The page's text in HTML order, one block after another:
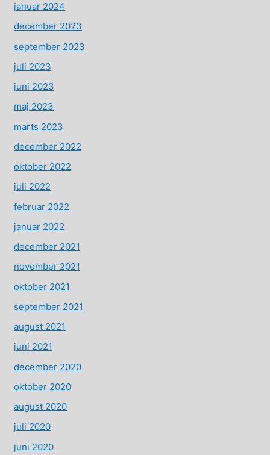
januar 2024
december 2023
september 2023
juli 2023
juni 2023
maj 2023
marts 2023
december 2022
oktober 2022
juli 2022
februar 2022
januar 2022
december 2021
november 2021
oktober 2021
september 2021
august 2021
juni 2021
december 2020
oktober 2020
august 2020
juli 2020
juni 2020